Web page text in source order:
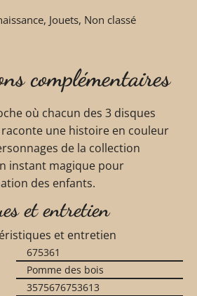
, Jouets, Non classé
complémentaires
où chacun des 3 disques
une histoire en couleur
de la collection
instant magique pour
des enfants.
et entretien
et entretien
675361
Pomme des bois
3575676753613